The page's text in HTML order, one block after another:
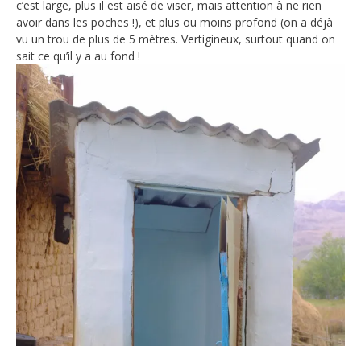
c’est large, plus il est aisé de viser, mais attention à ne rien
avoir dans les poches !), et plus ou moins profond (on a déjà
vu un trou de plus de 5 mètres. Vertigineux, surtout quand on
sait ce qu’il y a au fond !